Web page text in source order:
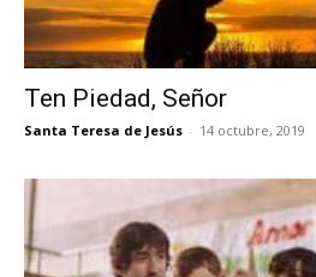
Ten Piedad, Señor
Santa Teresa de Jesús - 14 octubre, 2019